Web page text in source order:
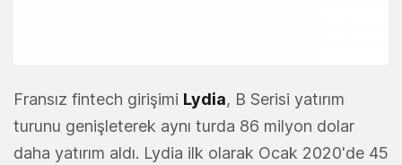
Fransız fintech girişimi Lydia, B Serisi yatırım
turunu genişleterek aynı turda 86 milyon dolar
daha yatırım aldı. Lydia ilk olarak Ocak 2020'de 45